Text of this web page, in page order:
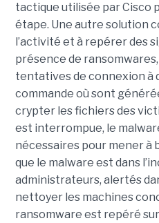
tactique utilisée par Cisco
étape. Une autre solution
l’activité et à repérer des
présence de
tentatives de connexion à
commande où sont
crypter les fichiers des
est interrompue, le
nécessaires pour mener à
que le malware est dans
administrateurs, alertés
nettoyer les machines
ransomware est repéré